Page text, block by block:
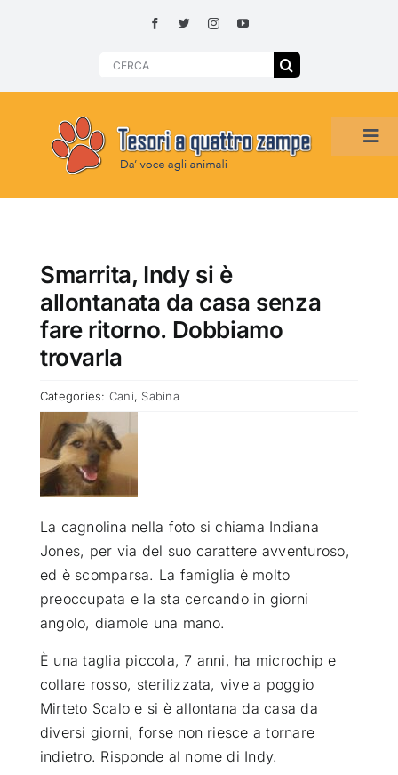
Search
HOME
SMARRITI O DA ADOTTARE
ATTUALITÀ
VIDEO
CHI SIAMO
SEMPRE CON ME
Smarrita, Indy si è
allontanata da casa senza
fare ritorno. Dobbiamo
trovarla
Categories: Cani, Sabina
La cagnolina nella foto si chiama Indiana
Jones, per via del suo carattere avventuroso,
ed è scomparsa. La famiglia è molto
preoccupata e la sta cercando in giorni
angolo, diamole una mano.
È una taglia piccola, 7 anni, ha microchip e
collare rosso, sterilizzata, vive a poggio
Mirteto Scalo e si è allontana da casa da
diversi giorni, forse non riesce a tornare
indietro. Risponde al nome di Indy.